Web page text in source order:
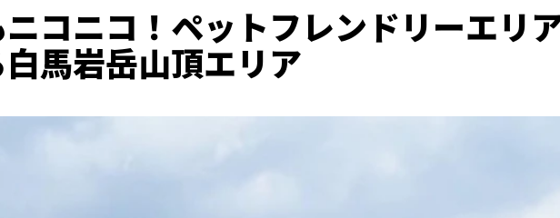
コニコ！ペットフレンドリーエリ
⾺岩岳⼭頂エリア